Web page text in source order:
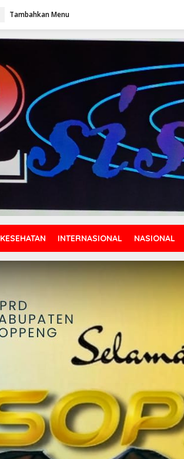
Tambahkan Menu
KESEHATAN INTERNASIONAL NASIONAL